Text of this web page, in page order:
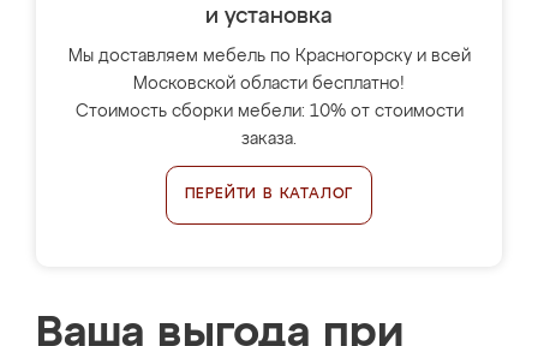
и установка
Мы доставляем мебель по Красногорску и всей
Московской области бесплатно!
Стоимость сборки мебели: 10% от стоимости
заказа.
ПЕРЕЙТИ В КАТАЛОГ
Ваша выгода при